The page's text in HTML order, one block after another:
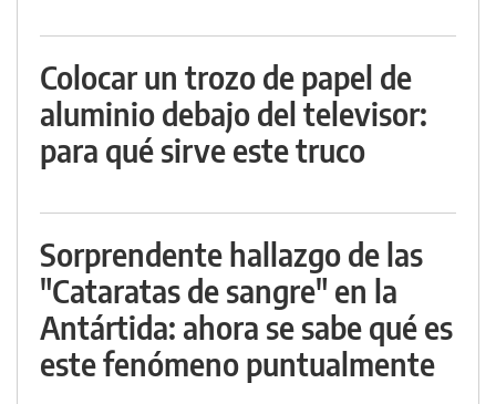
Colocar un trozo de papel de
aluminio debajo del televisor:
para qué sirve este truco
Sorprendente hallazgo de las
"Cataratas de sangre" en la
Antártida: ahora se sabe qué es
este fenómeno puntualmente